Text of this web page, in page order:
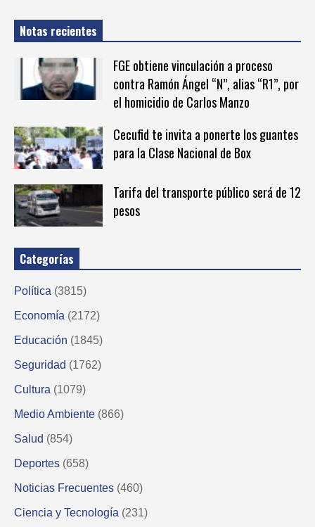
Notas recientes
FGE obtiene vinculación a proceso
contra Ramón Ángel “N”, alias “R1”, por
el homicidio de Carlos Manzo
Cecufid te invita a ponerte los guantes
para la Clase Nacional de Box
Tarifa del transporte público será de 12
pesos
Categorías
Política (3815)
Economía (2172)
Educación (1845)
Seguridad (1762)
Cultura (1079)
Medio Ambiente (866)
Salud (854)
Deportes (658)
Noticias Frecuentes (460)
Ciencia y Tecnología (231)